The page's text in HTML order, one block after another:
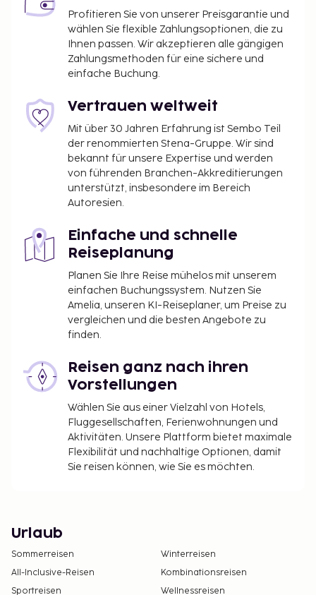
Profitieren Sie von unserer Preisgarantie und
wählen Sie flexible Zahlungsoptionen, die zu
Ihnen passen. Wir akzeptieren alle gängigen
Zahlungsmethoden für eine sichere und
einfache Buchung.
Vertrauen weltweit
Mit über 30 Jahren Erfahrung ist Sembo Teil
der renommierten Stena-Gruppe. Wir sind
bekannt für unsere Expertise und werden
von führenden Branchen-Akkreditierungen
unterstützt, insbesondere im Bereich
Autoresien.
Einfache und schnelle
Reiseplanung
Planen Sie Ihre Reise mühelos mit unserem
einfachen Buchungssystem. Nutzen Sie
Amelia, unseren KI-Reiseplaner, um Preise zu
vergleichen und die besten Angebote zu
finden.
Reisen ganz nach ihren
Vorstellungen
Wählen Sie aus einer Vielzahl von Hotels,
Fluggesellschaften, Ferienwohnungen und
Aktivitäten. Unsere Plattform bietet maximale
Flexibilität und nachhaltige Optionen, damit
Sie reisen können, wie Sie es möchten.
Urlaub
Sommerreisen
Winterreisen
All-Inclusive-Reisen
Kombinationsreisen
Sportreisen
Wellnessreisen